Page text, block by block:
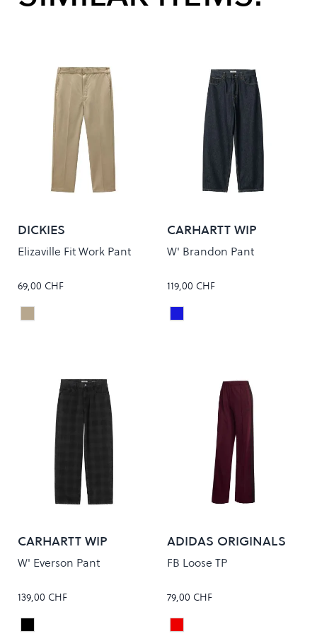
DICKIES
Elizaville Fit Work Pant
69,00 CHF
Colour
Khaki
CARHARTT WIP
W' Brandon Pant
119,00 CHF
Colour
Blue Rinsed
CARHARTT WIP
W' Everson Pant
139,00 CHF
Colour
EVERSON PRINT/BLACK
ADIDAS ORIGINALS
FB Loose TP
79,00 CHF
Colour
MAROON/BLACK